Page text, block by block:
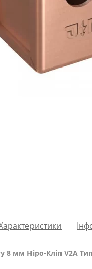
8 мм Ніро-Кліп V2A